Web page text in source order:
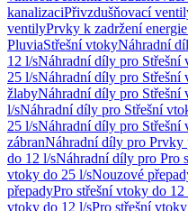
kanalizaciPřivzdušňovací
ventilyPrvky k zadržení energie
PluviaStřešní vtokyNáhradní
12 l/sNáhradní díly pro Střešní
25 l/sNáhradní díly pro Střešní
žlabyNáhradní díly pro Střešní
l/sNáhradní díly pro Střešní
25 l/sNáhradní díly pro Střešní
zábranNáhradní díly pro Prvky
do 12 l/sNáhradní díly pro Pro
vtoky do 25 l/sNouzové
přepadyPro střešní vtoky do 12
vtoky do 12 l/sPro střešní